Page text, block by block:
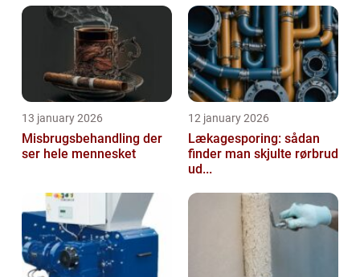
13 january 2026
Misbrugsbehandling der
ser hele mennesket
12 january 2026
Lækagesporing: sådan
finder man skjulte rørbrud
ud...